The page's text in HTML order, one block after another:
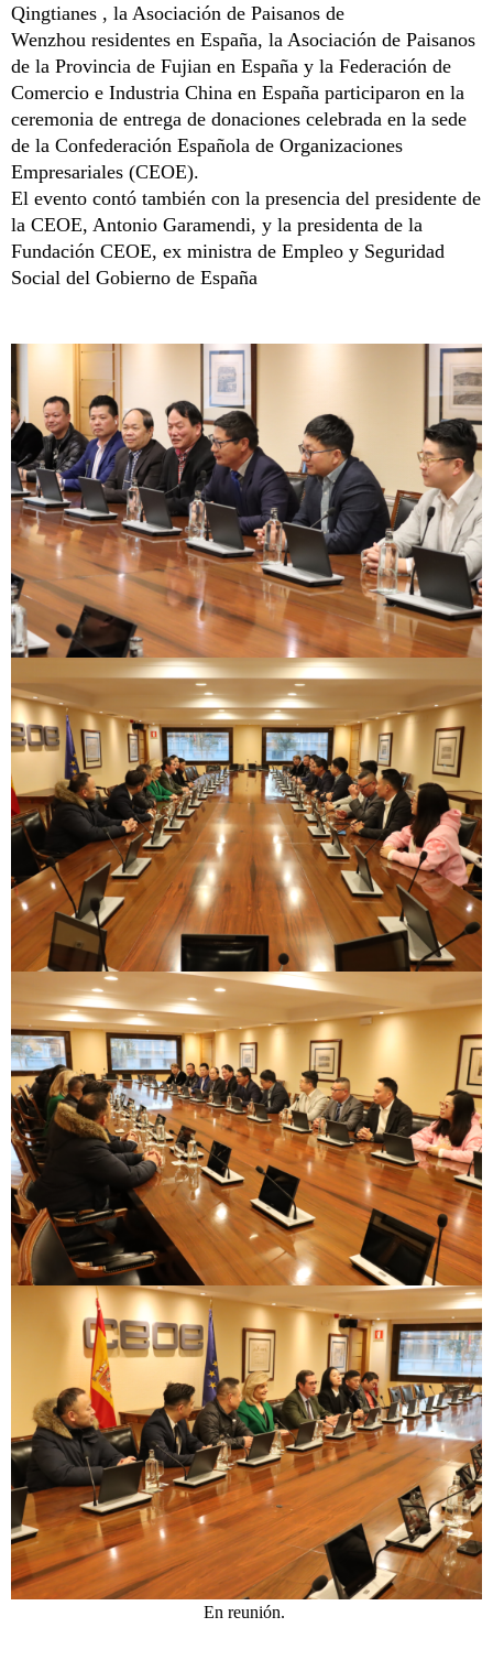
Qingtianes , la Asociación de Paisanos de
Wenzhou residentes en España, la Asociación de Paisanos
de la Provincia de Fujian en España y la Federación de
Comercio e Industria China en España participaron en la
ceremonia de entrega de donaciones celebrada en la sede
de la Confederación Española de Organizaciones
Empresariales (CEOE).
El evento contó también con la presencia del presidente de
la CEOE, Antonio Garamendi, y la presidenta de la
Fundación CEOE, ex ministra de Empleo y Seguridad
Social del Gobierno de España
En reunión.